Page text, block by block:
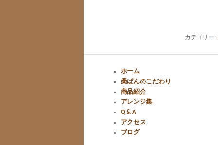
カテゴリー:
ホーム
桑ぱんのこだわり
商品紹介
アレンジ集
Q & A
アクセス
ブログ